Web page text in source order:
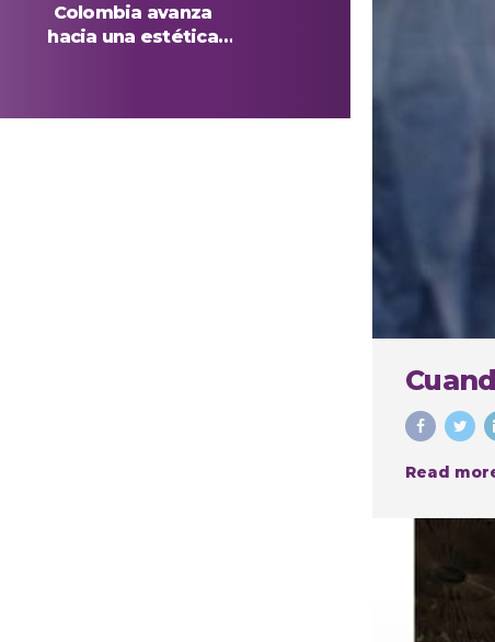
internacional en
Medellín
Colombia avanza
hacia una estética
Read